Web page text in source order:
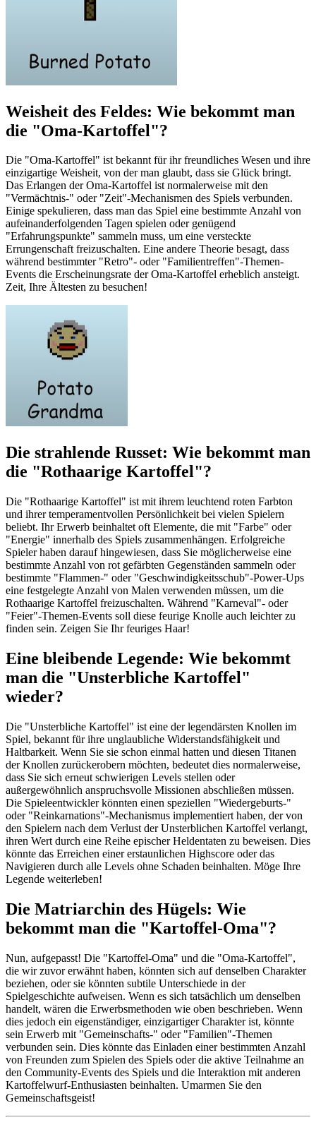
Weisheit des Feldes: Wie bekommt man
die "Oma-Kartoffel"?
Die "Oma-Kartoffel" ist bekannt für ihr freundliches Wesen und ihre
einzigartige Weisheit, von der man glaubt, dass sie Glück bringt.
Das Erlangen der Oma-Kartoffel ist normalerweise mit den
"Vermächtnis-" oder "Zeit"-Mechanismen des Spiels verbunden.
Einige spekulieren, dass man das Spiel eine bestimmte Anzahl von
aufeinanderfolgenden Tagen spielen oder genügend
"Erfahrungspunkte" sammeln muss, um eine versteckte
Errungenschaft freizuschalten. Eine andere Theorie besagt, dass
während bestimmter "Retro"- oder "Familientreffen"-Themen-
Events die Erscheinungsrate der Oma-Kartoffel erheblich ansteigt.
Zeit, Ihre Ältesten zu besuchen!
Die strahlende Russet: Wie bekommt man
die "Rothaarige Kartoffel"?
Die "Rothaarige Kartoffel" ist mit ihrem leuchtend roten Farbton
und ihrer temperamentvollen Persönlichkeit bei vielen Spielern
beliebt. Ihr Erwerb beinhaltet oft Elemente, die mit "Farbe" oder
"Energie" innerhalb des Spiels zusammenhängen. Erfolgreiche
Spieler haben darauf hingewiesen, dass Sie möglicherweise eine
bestimmte Anzahl von rot gefärbten Gegenständen sammeln oder
bestimmte "Flammen-" oder "Geschwindigkeitsschub"-Power-Ups
eine festgelegte Anzahl von Malen verwenden müssen, um die
Rothaarige Kartoffel freizuschalten. Während "Karneval"- oder
"Feier"-Themen-Events soll diese feurige Knolle auch leichter zu
finden sein. Zeigen Sie Ihr feuriges Haar!
Eine bleibende Legende: Wie bekommt
man die "Unsterbliche Kartoffel"
wieder?
Die "Unsterbliche Kartoffel" ist eine der legendärsten Knollen im
Spiel, bekannt für ihre unglaubliche Widerstandsfähigkeit und
Haltbarkeit. Wenn Sie sie schon einmal hatten und diesen Titanen
der Knollen zurückerobern möchten, bedeutet dies normalerweise,
dass Sie sich erneut schwierigen Levels stellen oder
außergewöhnlich anspruchsvolle Missionen abschließen müssen.
Die Spieleentwickler könnten einen speziellen "Wiedergeburts-"
oder "Reinkarnations"-Mechanismus implementiert haben, der von
den Spielern nach dem Verlust der Unsterblichen Kartoffel verlangt,
ihren Wert durch eine Reihe epischer Heldentaten zu beweisen. Dies
könnte das Erreichen einer erstaunlichen Highscore oder das
Navigieren durch alle Levels ohne Schaden beinhalten. Möge Ihre
Legende weiterleben!
Die Matriarchin des Hügels: Wie
bekommt man die "Kartoffel-Oma"?
Nun, aufgepasst! Die "Kartoffel-Oma" und die "Oma-Kartoffel",
die wir zuvor erwähnt haben, könnten sich auf denselben Charakter
beziehen, oder sie könnten subtile Unterschiede in der
Spielgeschichte aufweisen. Wenn es sich tatsächlich um denselben
handelt, wären die Erwerbsmethoden wie oben beschrieben. Wenn
dies jedoch ein eigenständiger, einzigartiger Charakter ist, könnte
sein Erwerb mit "Gemeinschafts-" oder "Familien"-Themen
verbunden sein. Dies könnte das Einladen einer bestimmten Anzahl
von Freunden zum Spielen des Spiels oder die aktive Teilnahme an
den Community-Events des Spiels und die Interaktion mit anderen
Kartoffelwurf-Enthusiasten beinhalten. Umarmen Sie den
Gemeinschaftsgeist!